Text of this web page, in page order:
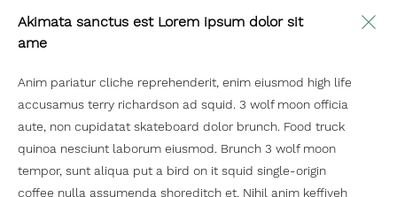
Akimata sanctus est Lorem ipsum dolor sit
ame
Anim pariatur cliche reprehenderit, enim eiusmod high life
accusamus terry richardson ad squid. 3 wolf moon officia
aute, non cupidatat skateboard dolor brunch. Food truck
quinoa nesciunt laborum eiusmod. Brunch 3 wolf moon
tempor, sunt aliqua put a bird on it squid single-origin
coffee nulla assumenda shoreditch et. Nihil anim keffiyeh